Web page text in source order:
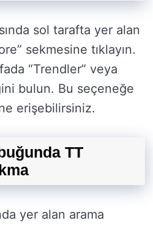
sol tarafta yer alan
sekmesine tıklayın.
“Trendler” veya
bulun. Bu seçeneğe
erişebilirsiniz.
TT
yer alan arama